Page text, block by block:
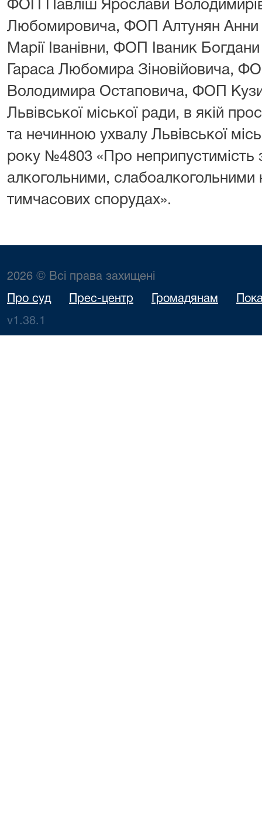
ФОП Павліш Ярослави
Любомировича, ФОП Алтунян Анни
Марії Іванівни, ФОП Іваник
Гараса Любомира Зіновійовича,
Володимира Остаповича, ФОП
Львівської міської ради, в якій
та нечинною ухвалу Львівської
року №4803 «Про неприпустимість
алкогольними,
тимчасових спорудах».
2026 © Всі права захищені
Про суд Прес-центр Громадянам
v1.38.1